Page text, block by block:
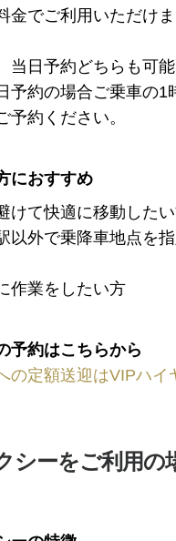
金でご利用いただけま
当日予約どちらも可
予約の場合ご乗車の1
予約ください。
におすすめ
けて快適に移動した
以外で乗降車地点を
作業をしたい方
予約はこちらから
の定額送迎はVIPハイ
シーをご利用の